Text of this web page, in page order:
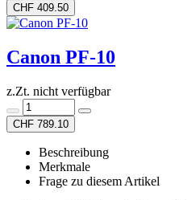
CHF 409.50
Canon PF-10
z.Zt. nicht verfügbar
CHF 789.10
Beschreibung
Merkmale
Frage zu diesem Artikel